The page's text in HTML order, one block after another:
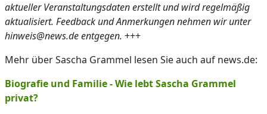
aktueller Veranstaltungsdaten erstellt und wird regelmäßig
aktualisiert. Feedback und Anmerkungen nehmen wir unter
hinweis@news.de entgegen. +++
Mehr über Sascha Grammel lesen Sie auch auf news.de:
Biografie und Familie - Wie lebt Sascha Grammel
privat?